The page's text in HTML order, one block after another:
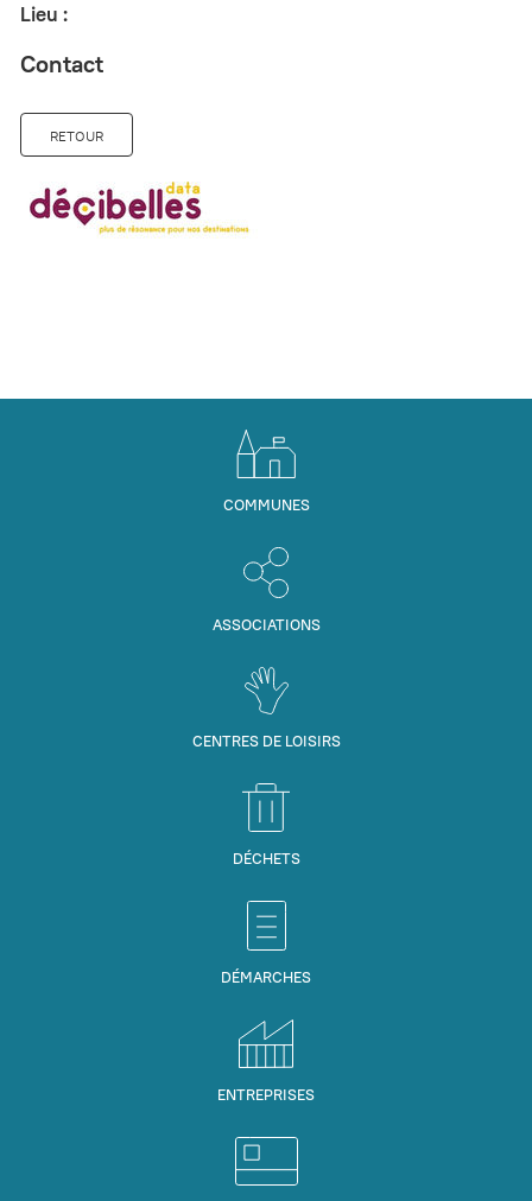
Lieu :
Contact
RETOUR
COMMUNES
ASSOCIATIONS
CENTRES DE LOISIRS
DÉCHETS
DÉMARCHES
ENTREPRISES